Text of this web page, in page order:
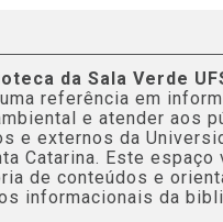
da Sala Verde
referência em
e atender aos
e externos da
Catarina. Este espaço
de conteúdos e
informacionais da